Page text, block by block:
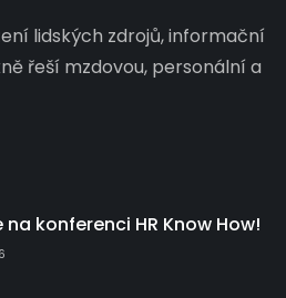
lidských zdrojů, informační
řeší mzdovou, personální a
konferenci HR Know How!